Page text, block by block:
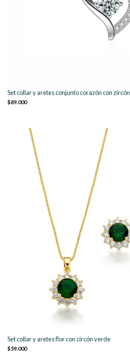
Set collar y aretes conjunto corazón con zircón
$89.000
Set collar y aretes flor con circón verde
$59.000